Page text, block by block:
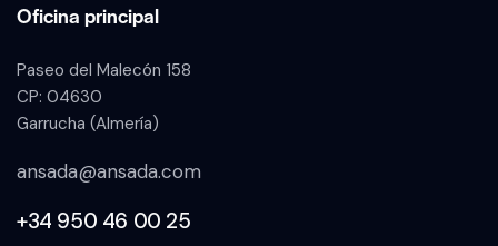
Oficina principal
Paseo del Malecón 158
CP: 04630
Garrucha (Almería)
ansada@ansada.com
+34 950 46 00 25